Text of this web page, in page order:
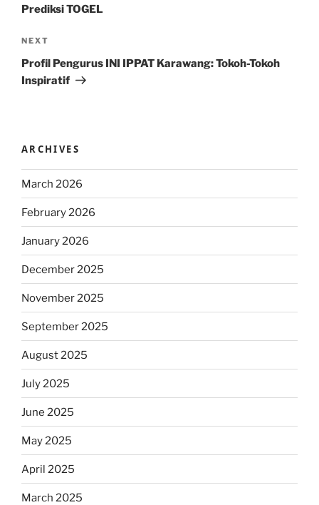
Prediksi TOGEL
Next
Post
NEXT
Profil Pengurus INI IPPAT Karawang: Tokoh-Tokoh
Inspiratif
ARCHIVES
March 2026
February 2026
January 2026
December 2025
November 2025
September 2025
August 2025
July 2025
June 2025
May 2025
April 2025
March 2025